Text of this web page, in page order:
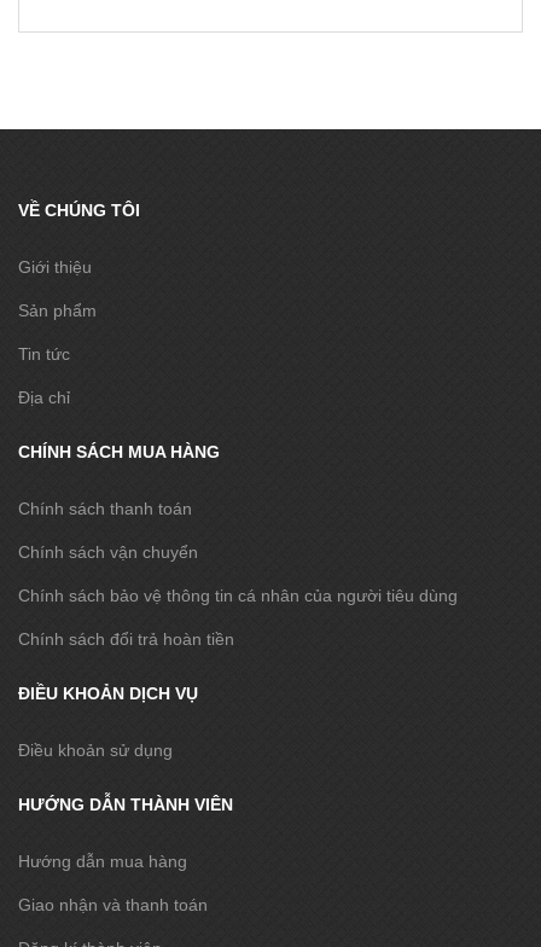
VỀ CHÚNG TÔI
Giới thiệu
Sản phẩm
Tin tức
Địa chỉ
CHÍNH SÁCH MUA HÀNG
Chính sách thanh toán
Chính sách vận chuyển
Chính sách bảo vệ thông tin cá nhân của người tiêu dùng
Chính sách đổi trả hoàn tiền
ĐIỀU KHOẢN DỊCH VỤ
Điều khoản sử dụng
HƯỚNG DẪN THÀNH VIÊN
Hướng dẫn mua hàng
Giao nhận và thanh toán